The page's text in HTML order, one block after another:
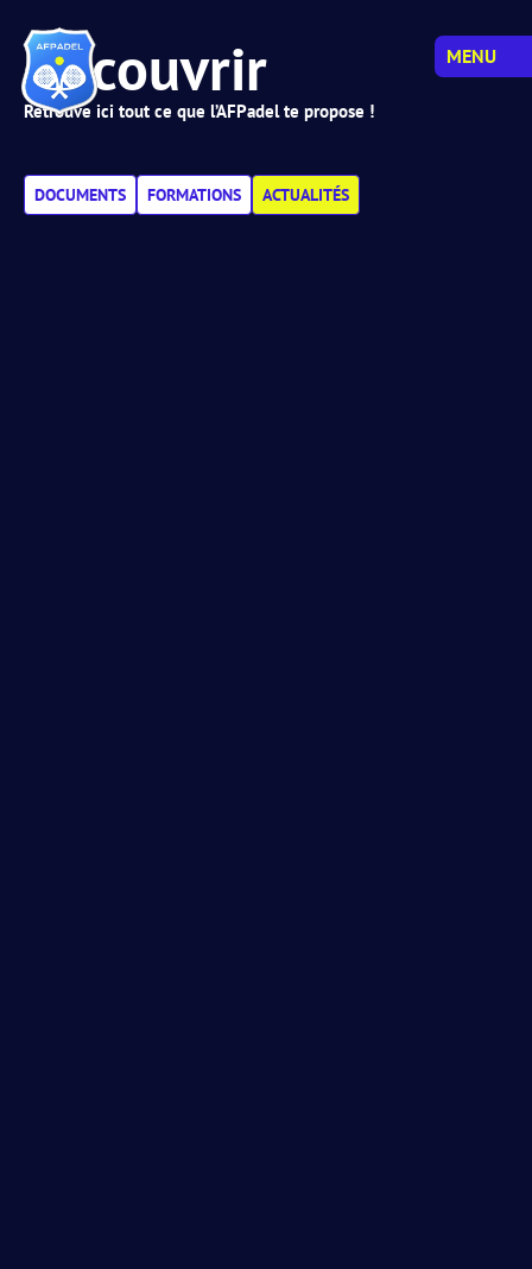
MENU
Découvrir
Retrouve ici tout ce que l’AFPadel te propose !
DOCUMENTS FORMATIONS ACTUALITÉS